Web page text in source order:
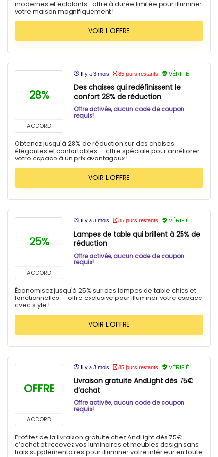
modernes et éclatants—offre à durée limitée pour illuminer
votre maison magnifiquement !
VOIR L'OFFRE
28%
ACCORD
Il y a 3 mois 85 jours restants VÉRIFIÉ
Des chaises qui redéfinissent le
confort 28% de réduction
Offre activée, aucun code de coupon
requis!
Obtenez jusqu'à 28% de réduction sur des chaises
élégantes et confortables — offre spéciale pour améliorer
votre espace à un prix avantageux !
VOIR L'OFFRE
25%
ACCORD
Il y a 3 mois 85 jours restants VÉRIFIÉ
Lampes de table qui brillent à 25% de
réduction
Offre activée, aucun code de coupon
requis!
Économisez jusqu'à 25% sur des lampes de table chics et
fonctionnelles — offre exclusive pour illuminer votre espace
avec style !
VOIR L'OFFRE
OFFRE
ACCORD
Il y a 3 mois 85 jours restants VÉRIFIÉ
Livraison gratuite AndLight dès 75€
d’achat
Offre activée, aucun code de coupon
requis!
Profitez de la livraison gratuite chez AndLight dès 75€
d’achat et recevez vos luminaires et meubles design sans
frais supplémentaires pour illuminer votre intérieur en toute